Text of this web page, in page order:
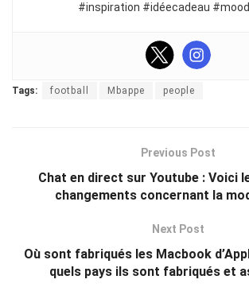
#inspiration #idéecadeau
Tags: football Mbappe people
Previous Post
Chat en direct sur Youtube : Voici
changements concernant la
Next Post
Où sont fabriqués les Macbook
quels pays ils sont fabriqués et